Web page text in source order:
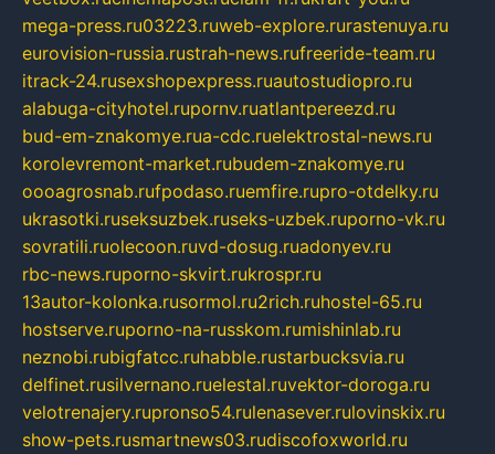
mega-press.ru03223.ruweb-explore.rurastenuya.ru
eurovision-russia.rustrah-news.rufreeride-team.ru
itrack-24.rusexshopexpress.ruautostudiopro.ru
alabuga-cityhotel.rupornv.ruatlantpereezd.ru
bud-em-znakomye.rua-cdc.ruelektrostal-news.ru
korolevremont-market.rubudem-znakomye.ru
oooagrosnab.rufpodaso.ruemfire.rupro-otdelky.ru
ukrasotki.ruseksuzbek.ruseks-uzbek.ruporno-vk.ru
sovratili.ruolecoon.ruvd-dosug.ruadonyev.ru
rbc-news.ruporno-skvirt.rukrospr.ru
13autor-kolonka.rusormol.ru2rich.ruhostel-65.ru
hostserve.ruporno-na-russkom.rumishinlab.ru
neznobi.rubigfatcc.ruhabble.rustarbucksvia.ru
delfinet.rusilvernano.ruelestal.ruvektor-doroga.ru
velotrenajery.rupronso54.rulenasever.rulovinskix.ru
show-pets.rusmartnews03.rudiscofoxworld.ru